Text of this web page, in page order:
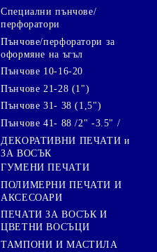
Специални пънчове/
перфоратори
Пънчове/перфоратори за
оформяне на ъгъл
Пънчове 10-16-20
Пънчове 21-28 (1")
Пънчове 31- 38 (1,5")
Пънчове 41- 88 /2" -3.5" /
ДЕКОРАТИВНИ ПЕЧАТИ и
ЗА ВОСЪК
ГУМЕНИ ПЕЧАТИ
ПОЛИМЕРНИ ПЕЧАТИ И
АКСЕСОАРИ
ПЕЧАТИ ЗА ВОСЪК И
ЦВЕТНИ ВОСЪЦИ
ТАМПОНИ И МАСТИЛА